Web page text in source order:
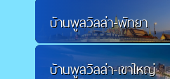
บ้านพูลวิลล่า-พัทยา
บ้านพูลวิลล่า-เขาใหญ่